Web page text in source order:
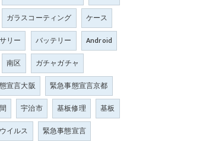
ガラスコーティング
ケース
リー
バッテリー
Android
南区
ガチャガチャ
宣言大阪
緊急事態宣言京都
宇治市 基板修理
基板
イルス
緊急事態宣言